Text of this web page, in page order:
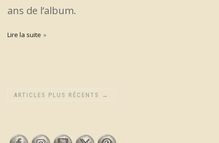
ans de l’album.
Lire la suite
ARTICLES PLUS RÉCENTS →